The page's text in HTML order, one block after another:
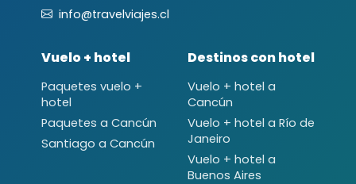
info@travelviajes.cl
Vuelo + hotel
Paquetes vuelo +
hotel
Paquetes a Cancún
Santiago a Cancún
Destinos con hotel
Vuelo + hotel a
Cancún
Vuelo + hotel a Río de
Janeiro
Vuelo + hotel a
Buenos Aires